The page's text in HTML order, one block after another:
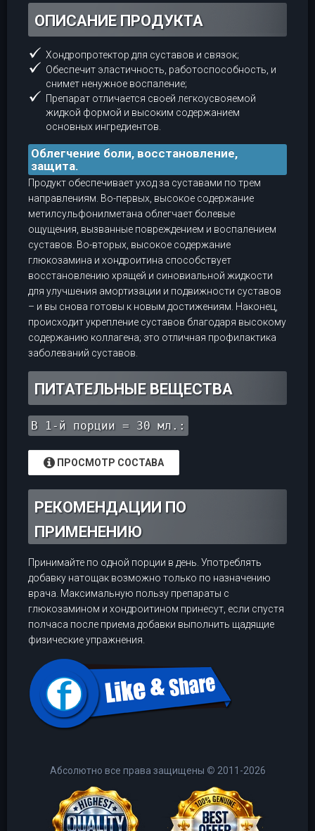
ОПИСАНИЕ ПРОДУКТА
Хондропротектор для суставов и связок;
Обеспечит эластичность, работоспособность, и
снимет ненужное воспаление;
Препарат отличается своей легкоусвояемой
жидкой формой и высоким содержанием
основных ингредиентов.
Облегчение боли, восстановление,
защита.
Продукт обеспечивает уход за суставами по трем
направлениям. Во-первых, высокое содержание
метилсульфонилметана облегчает болевые
ощущения, вызванные повреждением и воспалением
суставов. Во-вторых, высокое содержание
глюкозамина и хондроитина способствует
восстановлению хрящей и синовиальной жидкости
для улучшения амортизации и подвижности суставов
– и вы снова готовы к новым достижениям. Наконец,
происходит укрепление суставов благодаря высокому
содержанию коллагена; это отличная профилактика
заболеваний суставов.
ПИТАТЕЛЬНЫЕ ВЕЩЕСТВА
В 1-й порции = 30 мл.:
ПРОСМОТР СОСТАВА
РЕКОМЕНДАЦИИ ПО
ПРИМЕНЕНИЮ
Принимайте по одной порции в день. Употреблять
добавку натощак возможно только по назначению
врача. Максимальную пользу препараты с
глюкозамином и хондроитином принесут, если спустя
полчаса после приема добавки выполнить щадящие
физические упражнения.
Абсолютно все права защищены © 2011-2026